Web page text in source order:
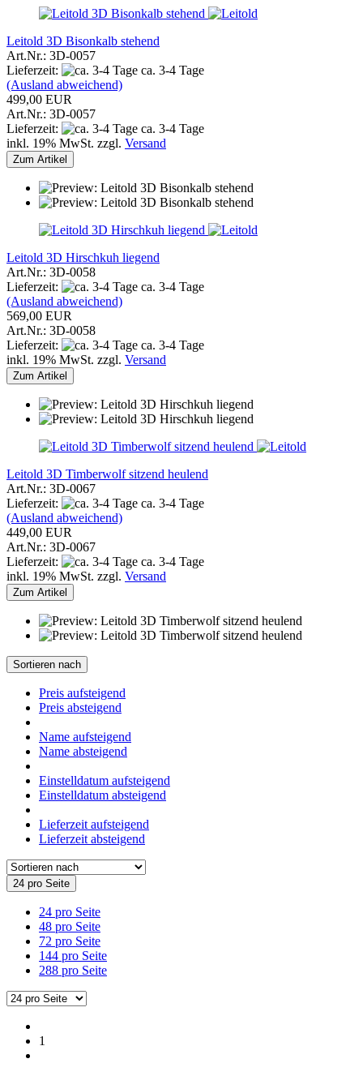
Leitold 3D Bisonkalb stehend
Art.Nr.: 3D-0057
Lieferzeit:
ca. 3-4 Tage
(Ausland abweichend)
499,00 EUR
Art.Nr.: 3D-0057
Lieferzeit:
ca. 3-4 Tage
inkl. 19% MwSt. zzgl. Versand
Zum Artikel
Leitold 3D Hirschkuh liegend
Art.Nr.: 3D-0058
Lieferzeit:
ca. 3-4 Tage
(Ausland abweichend)
569,00 EUR
Art.Nr.: 3D-0058
Lieferzeit:
ca. 3-4 Tage
inkl. 19% MwSt. zzgl. Versand
Zum Artikel
Leitold 3D Timberwolf sitzend heulend
Art.Nr.: 3D-0067
Lieferzeit:
ca. 3-4 Tage
(Ausland abweichend)
449,00 EUR
Art.Nr.: 3D-0067
Lieferzeit:
ca. 3-4 Tage
inkl. 19% MwSt. zzgl. Versand
Zum Artikel
Sortieren nach
Preis aufsteigend
Preis absteigend
Name aufsteigend
Name absteigend
Einstelldatum aufsteigend
Einstelldatum absteigend
Lieferzeit aufsteigend
Lieferzeit absteigend
24 pro Seite
24 pro Seite
48 pro Seite
72 pro Seite
144 pro Seite
288 pro Seite
1